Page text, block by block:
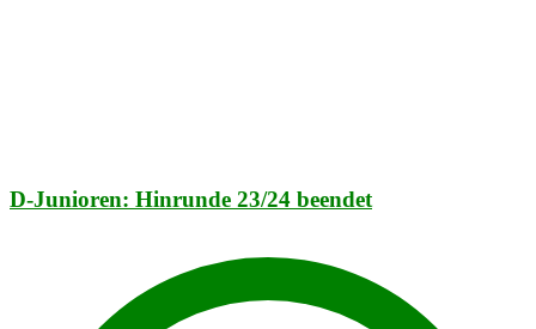
D-Junioren: Hinrunde 23/24 beendet